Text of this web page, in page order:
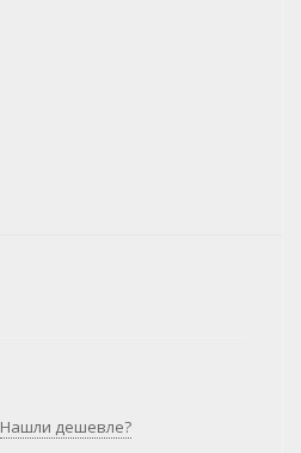
Нашли дешевле?